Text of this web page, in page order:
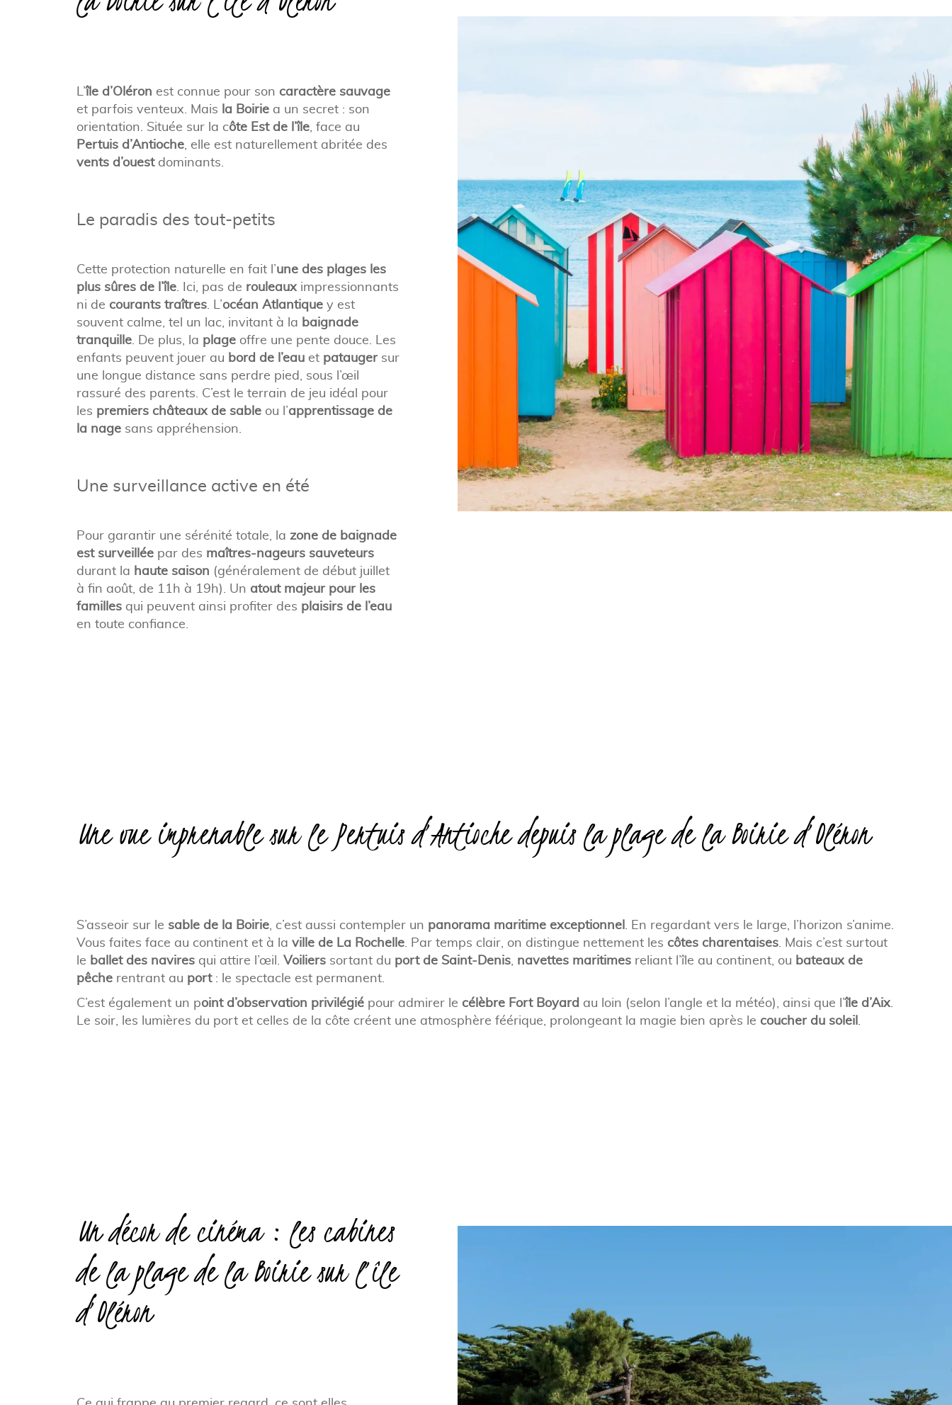
L’île d’Oléron est connue pour son caractère sauvage
et parfois venteux. Mais la Boiriea un secret : son
orientation. Située sur la côte Est de l’île, face au
Pertuis d’Antioche, elle est naturellement abritée des
vents d’ouestdominants.
Le paradis des tout-petits
Cette protection naturelle en fait l’une des plages les
plus sûres de l’île. Ici, pas de rouleauximpressionnants
ni de courants traîtres. L’océan Atlantiquey est
souvent calme, tel un lac, invitant à la baignade
tranquille. De plus, la plageoffre une pente douce. Les
enfants peuvent jouer au bord de l’eauet pataugersur
une longue distance sans perdre pied, sous l’œil
rassuré des parents. C’est le terrain de jeu idéal pour
les premiers châteaux de sableou l’apprentissage de
la nagesans appréhension.
Une surveillance active en été
Pour garantir une sérénité totale, la zone de baignade
est surveilléepar des maîtres-nageurs sauveteurs
durant la haute saison (généralement de début juillet
à fin août, de 11h à 19h). Un atout majeur pour les
famillesqui peuvent ainsi profiter des plaisirs de l’eau
en toute confiance.
Une vue imprenable sur le Pertuis d’Antioche depuis la plage de la Boirie d’Oléron
S’asseoir sur le sable de la Boirie, c’est aussi contempler un panorama maritime exceptionnel. En regardant vers le large, l’horizon s’anime.
Vous faites face au continent et à la ville de La Rochelle. Par temps clair, on distingue nettement les côtes charentaises. Mais c’est surtout
le ballet des naviresqui attire l’œil. Voilierssortant du port de Saint-Denis, navettes maritimesreliant l’île au continent, ou bateaux de
pêcherentrant au port: le spectacle est permanent.
C’est également un point d’observation privilégiépour admirer le célèbre Fort Boyard au loin (selon l’angle et la météo), ainsi que l’île d’Aix.
Le soir, les lumières du port et celles de la côte créent une atmosphère féérique, prolongeant la magie bien après le coucher du soleil.
Un décor de cinéma : les cabines
de la plage de la Boirie sur l’île
d’Oléron